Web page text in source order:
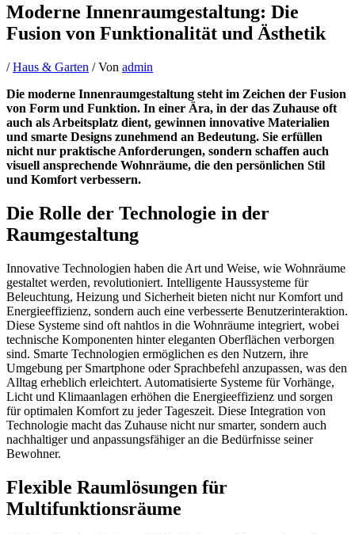
Moderne Innenraumgestaltung: Die
Fusion von Funktionalität und Ästhetik
/Haus & Garten / Von admin
Die moderne Innenraumgestaltung steht im Zeichen der Fusion
von Form und Funktion. In einer Ära, in der das Zuhause oft
auch als Arbeitsplatz dient, gewinnen innovative Materialien
und smarte Designs zunehmend an Bedeutung. Sie erfüllen
nicht nur praktische Anforderungen, sondern schaffen auch
visuell ansprechende Wohnräume, die den persönlichen Stil
und Komfort verbessern.
Die Rolle der Technologie in der
Raumgestaltung
Innovative Technologien haben die Art und Weise, wie Wohnräume
gestaltet werden, revolutioniert. Intelligente Haussysteme für
Beleuchtung, Heizung und Sicherheit bieten nicht nur Komfort und
Energieeffizienz, sondern auch eine verbesserte Benutzerinteraktion.
Diese Systeme sind oft nahtlos in die Wohnräume integriert, wobei
technische Komponenten hinter eleganten Oberflächen verborgen
sind. Smarte Technologien ermöglichen es den Nutzern, ihre
Umgebung per Smartphone oder Sprachbefehl anzupassen, was den
Alltag erheblich erleichtert. Automatisierte Systeme für Vorhänge,
Licht und Klimaanlagen erhöhen die Energieeffizienz und sorgen
für optimalen Komfort zu jeder Tageszeit. Diese Integration von
Technologie macht das Zuhause nicht nur smarter, sondern auch
nachhaltiger und anpassungsfähiger an die Bedürfnisse seiner
Bewohner.
Flexible Raumlösungen für
Multifunktionsräume